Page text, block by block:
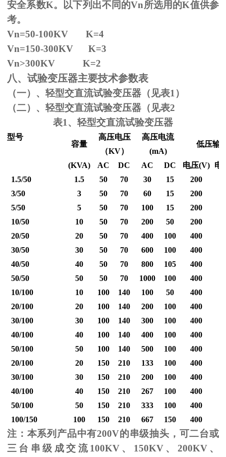
安全系数K。以下列出不同的Vn所选用的K值供参
考。
Vn=50-100KV K=4
Vn=150-300KV K=3
Vn>300KV K=2
八、试验变压器主要技术参数表
（一）、轻型交直流试验变压器（见表1）
（二）、轻型交直流试验变压器（见表2
表1、轻型交直流试验变压器
型号
容量
高压电压
（KV）
高压电流
(mA)
低压输
(KVA) AC DC AC DC 电压(V) 电
1.5/50
1.5 50 70 30 15 200
3/50
3 50 70 60 15 200
5/50
5 50 70 100 15 200
10/50
10 50 70 200 50 200
20/50
20 50 70 400 100 400
30/50
30 50 70 600 100 400
40/50
40 50 70 800 105 400
50/50
50 50 70 1000 100 400
10/100
10 100 140 100 50 400
20/100
20 100 140 200 100 400
30/100
30 100 140 300 100 400
40/100
40 100 140 400 100 400
50/100
50 100 140 500 100 400
20/100
20 150 210 133 100 400
30/100
30 150 210 200 100 400
40/100
40 150 210 267 100 400
50/100
50 150 210 333 100 400
100/150
100 150 210 667 150 400
注：本系列产品中有200V的串级抽头，可二台或
三台串级成交流100KV、 150KV、 200KV、